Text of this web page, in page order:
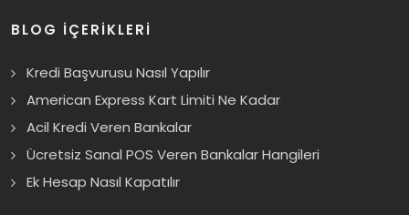
BLOG İÇERİKLERİ
Kredi Başvurusu Nasıl Yapılır
American Express Kart Limiti Ne Kadar
Acil Kredi Veren Bankalar
Ücretsiz Sanal POS Veren Bankalar Hangileri
Ek Hesap Nasıl Kapatılır